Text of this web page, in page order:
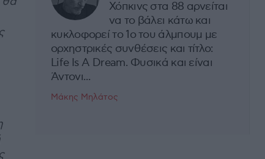
Χόπκινς στα 88 αρνείται
να το βάλει κάτω και
κυκλοφορεί το 1ο του άλμπουμ με
ορχηστρικές συνθέσεις και τίτλο:
Life Is A Dream. Φυσικά και είναι
Άντονι...
Μάκης Μηλάτος